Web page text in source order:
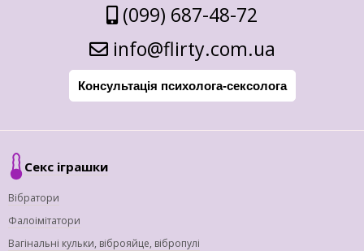
(099) 687-48-72
info@flirty.com.ua
Консультація психолога-сексолога
Секс іграшки
Вібратори
Фалоімітатори
Вагінальні кульки, віброяйце, вібропулі